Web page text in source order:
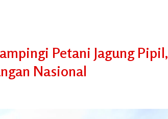
Petani Jagung Pipil,
Nasional